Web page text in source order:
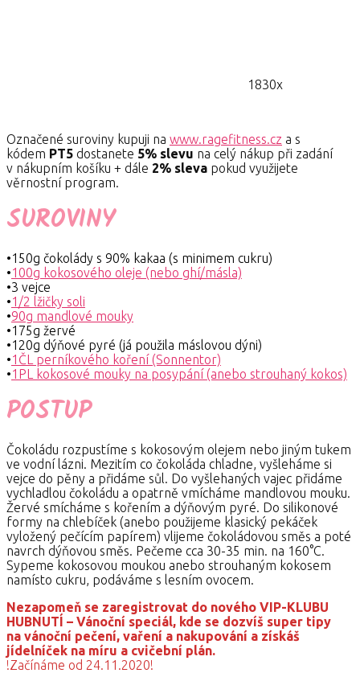
1830x
Označené suroviny kupuji na www.ragefitness.cz a s
kódem PT5 dostanete 5% slevu na celý nákup při zadání
v nákupním košíku + dále 2% sleva pokud využijete
věrnostní program.
SUROVINY
•150g čokolády s 90% kakaa (s minimem cukru)
•100g kokosového oleje (nebo ghí/másla)
•3 vejce
•1/2 lžičky soli
•90g mandlové mouky
•175g žervé
•120g dýňové pyré (já použila máslovou dýni)
•1ČL perníkového koření (Sonnentor)
•1PL kokosové mouky na posypání (anebo strouhaný kokos)
POSTUP
Čokoládu rozpustíme s kokosovým olejem nebo jiným tukem
ve vodní lázni. Mezitím co čokoláda chladne, vyšleháme si
vejce do pěny a přidáme sůl. Do vyšlehaných vajec přidáme
vychladlou čokoládu a opatrně vmícháme mandlovou mouku.
Žervé smícháme s kořením a dýňovým pyré. Do silikonové
formy na chlebíček (anebo použijeme klasický pekáček
vyložený pečícím papírem) vlijeme čokoládovou směs a poté
navrch dýňovou směs. Pečeme cca 30-35 min. na 160°C.
Sypeme kokosovou moukou anebo strouhaným kokosem
namísto cukru, podáváme s lesním ovocem.
Nezapomeň se zaregistrovat do nového VIP-KLUBU
HUBNUTÍ – Vánoční speciál, kde se dozvíš super tipy
na vánoční pečení, vaření a nakupování a získáš
jídelníček na míru a cvičební plán.
!Začínáme od 24.11.2020!